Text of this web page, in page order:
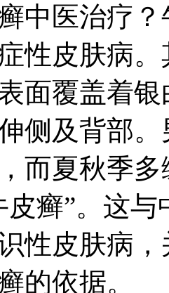
中医治疗
性皮肤病
面覆盖着
侧及背部
而夏秋季
皮癣”。这
性皮肤病
的依据。